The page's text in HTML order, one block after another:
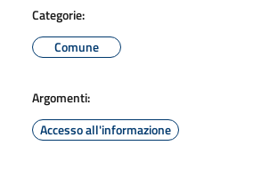
Categorie:
Comune
Argomenti:
Accesso all'informazione